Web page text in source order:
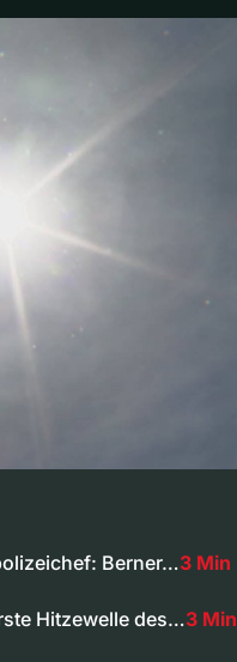
Berner…3 Min
Hitzewelle des…3 Min